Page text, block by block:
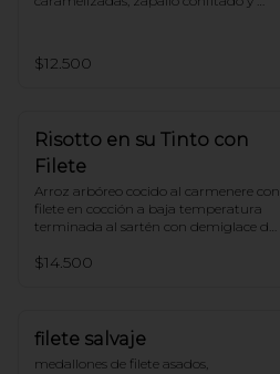
$12.500
Risotto en su Tinto con
Filete
Arroz arbóreo cocido al carmenere con
filete en cocción a baja temperatura
terminada al sartén con demiglace de
$14.500
filete salvaje
medallones de filete asados,